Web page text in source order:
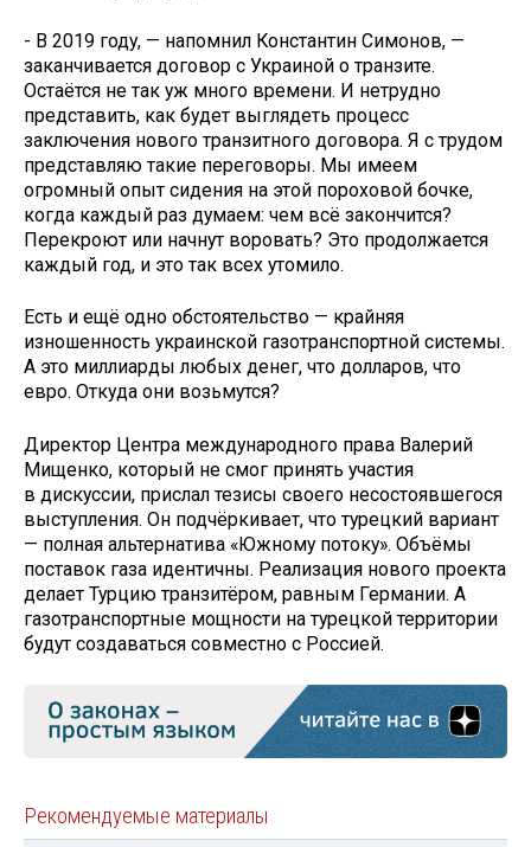
- В 2019 году, — напомнил Константин Симонов, —
заканчивается договор с Украиной о транзите.
Остаётся не так уж много времени. И нетрудно
представить, как будет выглядеть процесс
заключения нового транзитного договора. Я с трудом
представляю такие переговоры. Мы имеем
огромный опыт сидения на этой пороховой бочке,
когда каждый раз думаем: чем всё закончится?
Перекроют или начнут воровать? Это продолжается
каждый год, и это так всех утомило.
Есть и ещё одно обстоятельство — крайняя
изношенность украинской газотранспортной системы.
А это миллиарды любых денег, что долларов, что
евро. Откуда они возьмутся?
Директор Центра международного права Валерий
Мищенко, который не смог принять участия
в дискуссии, прислал тезисы своего несостоявшегося
выступления. Он подчёркивает, что турецкий вариант
— полная альтернатива «Южному потоку». Объёмы
поставок газа идентичны. Реализация нового проекта
делает Турцию транзитёром, равным Германии. А
газотранспортные мощности на турецкой территории
будут создаваться совместно с Россией.
Рекомендуемые материалы